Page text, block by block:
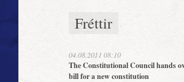
Fréttir
04.08.2011 08:10
The Constitutional Council hands
bill for a new constitution